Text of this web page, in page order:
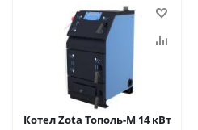
Котел Zota Тополь-М 14 кВт